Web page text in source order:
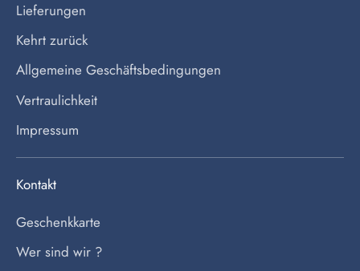
Lieferungen
Kehrt zurück
Allgemeine Geschäftsbedingungen
Vertraulichkeit
Impressum
Kontakt
Geschenkkarte
Wer sind wir ?